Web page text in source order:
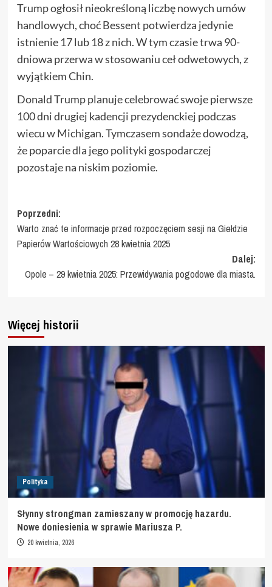
Trump ogłosił nieokreśloną liczbę nowych umów
handlowych, choć Bessent potwierdza jedynie
istnienie 17 lub 18 z nich. W tym czasie trwa 90-
dniowa przerwa w stosowaniu ceł odwetowych, z
wyjątkiem Chin.
Donald Trump planuje celebrować swoje pierwsze
100 dni drugiej kadencji prezydenckiej podczas
wiecu w Michigan. Tymczasem sondaże dowodzą,
że poparcie dla jego polityki gospodarczej
pozostaje na niskim poziomie.
Zobacz
wpisy
Poprzedni:
Warto znać te informacje przed rozpoczęciem sesji na Giełdzie
Papierów Wartościowych 28 kwietnia 2025
Dalej:
Opole – 29 kwietnia 2025: Przewidywania pogodowe dla miasta.
Więcej historii
Polityka
Słynny strongman zamieszany w promocję hazardu.
Nowe doniesienia w sprawie Mariusza P.
20 kwietnia, 2026